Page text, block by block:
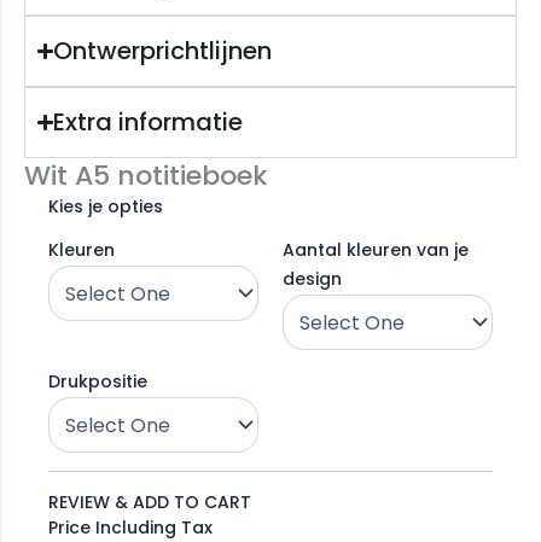
Ontwerprichtlijnen
Extra informatie
Wit A5 notitieboek
Kies je opties
Kleuren
Aantal kleuren van je
design
Drukpositie
REVIEW & ADD TO CART
Price Including Tax